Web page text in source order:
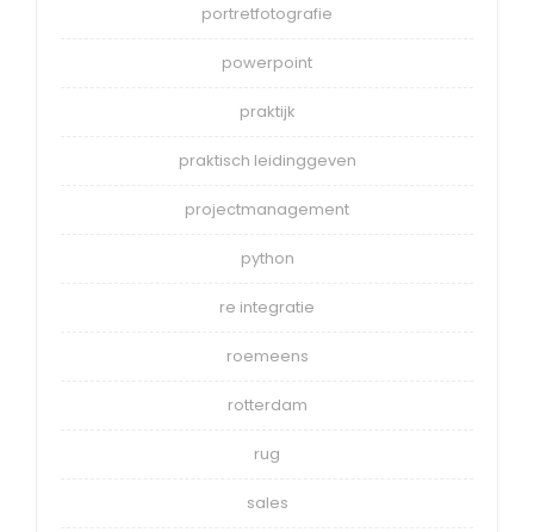
portretfotografie
powerpoint
praktijk
praktisch leidinggeven
projectmanagement
python
re integratie
roemeens
rotterdam
rug
sales